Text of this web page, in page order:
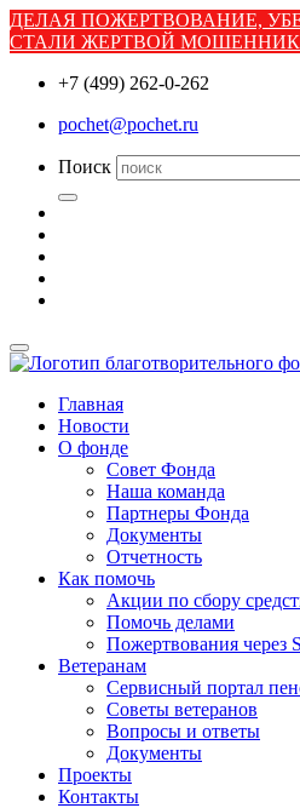
ДЕЛАЯ ПОЖЕРТВОВАНИЕ,
СТАЛИ ЖЕРТВОЙ
+7 (499) 262-0-262
pochet@pochet.ru
Поиск
Главная
Новости
О фонде
Совет Фонда
Наша команда
Партнеры Фонда
Документы
Отчетность
Как помочь
Акции по сбору
Помочь делами
Пожертвования через
Ветеранам
Сервисный портал
Советы ветеранов
Вопросы и ответы
Документы
Проекты
Контакты